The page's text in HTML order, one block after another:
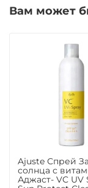
Вам может
Ajuste Спрей
солнца с
Аджаст- VC UV